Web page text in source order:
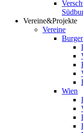
Vereine&Projekte
Vereine
Wien